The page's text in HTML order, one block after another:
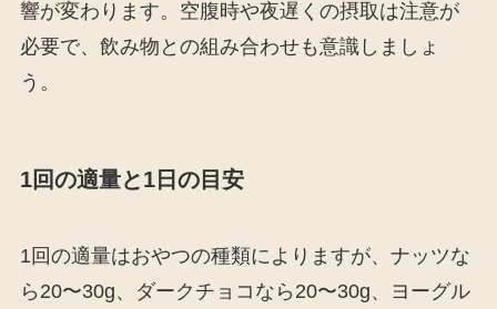
響が変わります。空腹時や夜遅くの摂取は注意が
必要で、飲み物との組み合わせも意識しましょ
う。
1回の適量と1日の目安
1回の適量はおやつの種類によりますが、ナッツな
ら20〜30g、ダークチョコなら20〜30g、ヨーグル